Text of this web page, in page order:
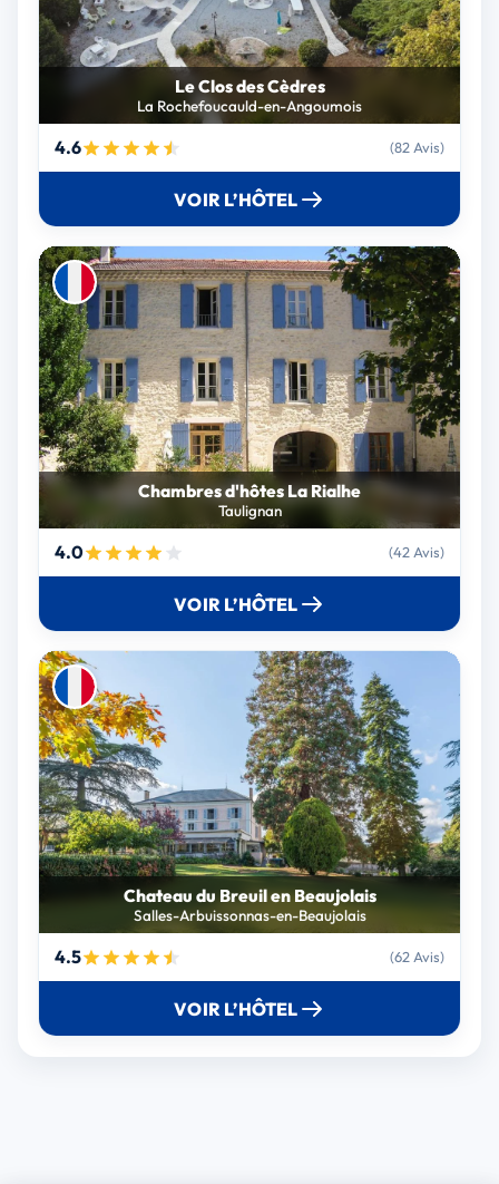
Le Clos des Cèdres
La Rochefoucauld-en-Angoumois
4.6 (82 Avis)
VOIR L’HÔTEL
Chambres d'hôtes La Rialhe
Taulignan
4.0 (42 Avis)
VOIR L’HÔTEL
Chateau du Breuil en Beaujolais
Salles-Arbuissonnas-en-Beaujolais
4.5 (62 Avis)
VOIR L’HÔTEL